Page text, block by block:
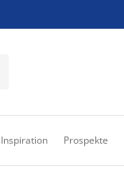
Inspiration Prospekte